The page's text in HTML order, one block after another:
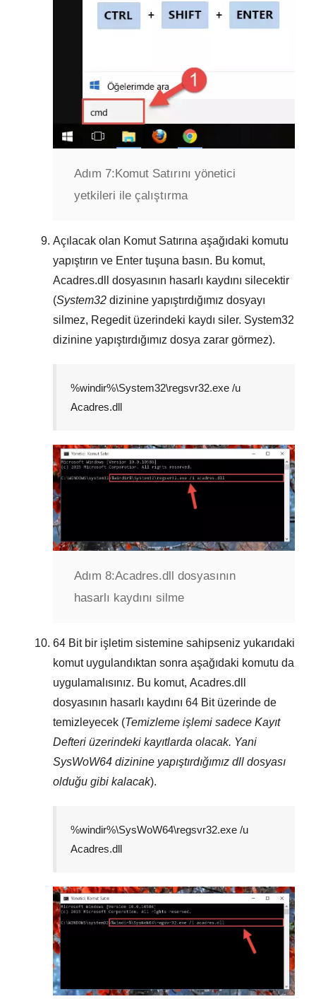
Adım 7: Komut Satırını yönetici
yetkileri ile çalıştırma
Açılacak olan Komut Satırına aşağıdaki komutu
yapıştırın ve Enter tuşuna basın. Bu komut,
Acadres.dll
dosyasının hasarlı kaydını silecektir
(System32 dizinine yapıştırdığımız dosyayı
silmez, Regeditüzerindeki kaydı siler. System32
dizinine yapıştırdığımız dosya zarar görmez).
%windir%\System32\regsvr32.exe /u
Acadres.dll
Adım 8:Acadres.dll dosyasının
hasarlı kaydını silme
64 Bitbir işletim sistemine sahipseniz yukarıdaki
komut uygulandıktan sonra aşağıdaki komutu da
uygulamalısınız. Bu komut, Acadres.dll
dosyasının hasarlı kaydını 64 Bitüzerinde de
temizleyecek (Temizleme işlemi sadece Kayıt
Defteri üzerindeki kayıtlarda olacak. Yani
SysWoW64 dizinine yapıştırdığımız dll dosyası
olduğu gibi kalacak).
%windir%\SysWoW64\regsvr32.exe /u
Acadres.dll